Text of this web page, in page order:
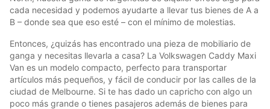
cada necesidad y podemos ayudarte a llevar tus bienes de A a
B – donde sea que eso esté – con el mínimo de molestias.
Entonces, ¿quizás has encontrado una pieza de mobiliario de
ganga y necesitas llevarla a casa? La Volkswagen Caddy Maxi
Van es un modelo compacto, perfecto para transportar
artículos más pequeños, y fácil de conducir por las calles de la
ciudad de Melbourne. Si te has dado un capricho con algo un
poco más grande o tienes pasajeros además de bienes para